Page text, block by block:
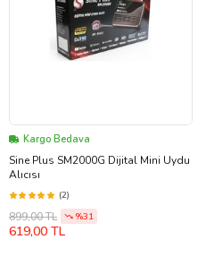
Kargo Bedava
Sine Plus SM2000G Dijital Mini Uydu
Alıcısı
(2)
899,00 TL %31
619,00 TL